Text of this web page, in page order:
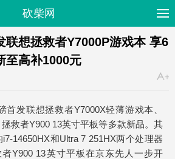
砍柴网
联想拯救者Y7000P游戏本 享6
至高补1000元
首发联想拯救者Y7000X轻薄游戏本、
救者Y900 13英寸平板等多款新品。其
14650HX和Ultra 7 251HX两个处理器
Y900 13英寸平板在京东先人一步开